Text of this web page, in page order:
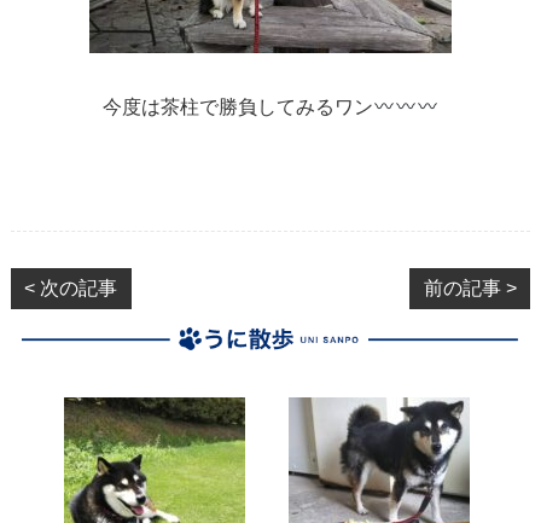
今度は茶柱で勝負してみるワン
< 次の記事 前の記事 >